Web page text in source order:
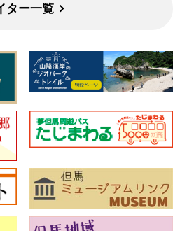
ター一覧